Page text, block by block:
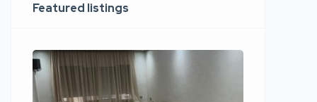
Featured listings